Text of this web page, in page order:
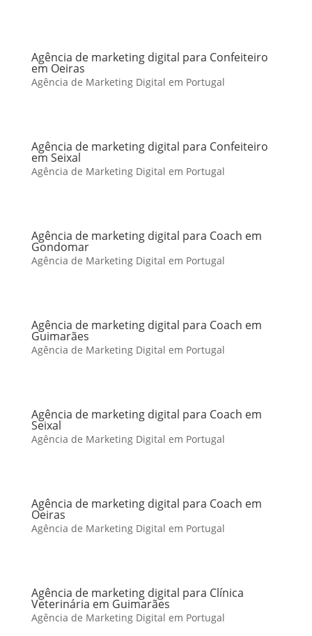
Agência de marketing digital para Confeiteiro
em Oeiras
Agência de Marketing Digital em Portugal
Agência de marketing digital para Confeiteiro
em Seixal
Agência de Marketing Digital em Portugal
Agência de marketing digital para Coach em
Gondomar
Agência de Marketing Digital em Portugal
Agência de marketing digital para Coach em
Guimarães
Agência de Marketing Digital em Portugal
Agência de marketing digital para Coach em
Seixal
Agência de Marketing Digital em Portugal
Agência de marketing digital para Coach em
Oeiras
Agência de Marketing Digital em Portugal
Agência de marketing digital para Clínica
Veterinária em Guimarães
Agência de Marketing Digital em Portugal